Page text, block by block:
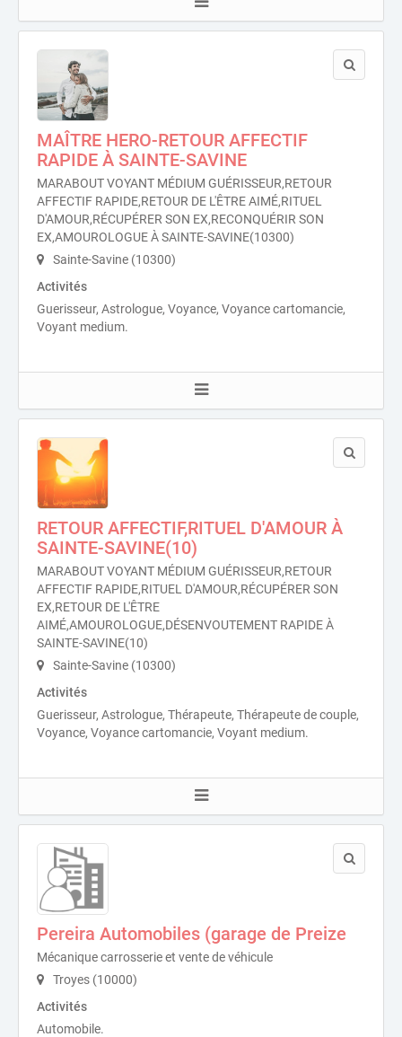
MAÎTRE HERO-RETOUR AFFECTIF
RAPIDE À SAINTE-SAVINE
MARABOUT VOYANT MÉDIUM GUÉRISSEUR,RETOUR
AFFECTIF RAPIDE,RETOUR DE L'ÊTRE AIMÉ,RITUEL
D'AMOUR,RÉCUPÉRER SON EX,RECONQUÉRIR SON
EX,AMOUROLOGUE À SAINTE-SAVINE(10300)
Sainte-Savine (10300)
Activités
Guerisseur, Astrologue, Voyance, Voyance cartomancie,
Voyant medium.
RETOUR AFFECTIF,RITUEL D'AMOUR À
SAINTE-SAVINE(10)
MARABOUT VOYANT MÉDIUM GUÉRISSEUR,RETOUR
AFFECTIF RAPIDE,RITUEL D'AMOUR,RÉCUPÉRER SON
EX,RETOUR DE L'ÊTRE
AIMÉ,AMOUROLOGUE,DÉSENVOUTEMENT RAPIDE À
SAINTE-SAVINE(10)
Sainte-Savine (10300)
Activités
Guerisseur, Astrologue, Thérapeute, Thérapeute de couple,
Voyance, Voyance cartomancie, Voyant medium.
Pereira Automobiles (garage de Preize
Mécanique carrosserie et vente de véhicule
Troyes (10000)
Activités
Automobile.